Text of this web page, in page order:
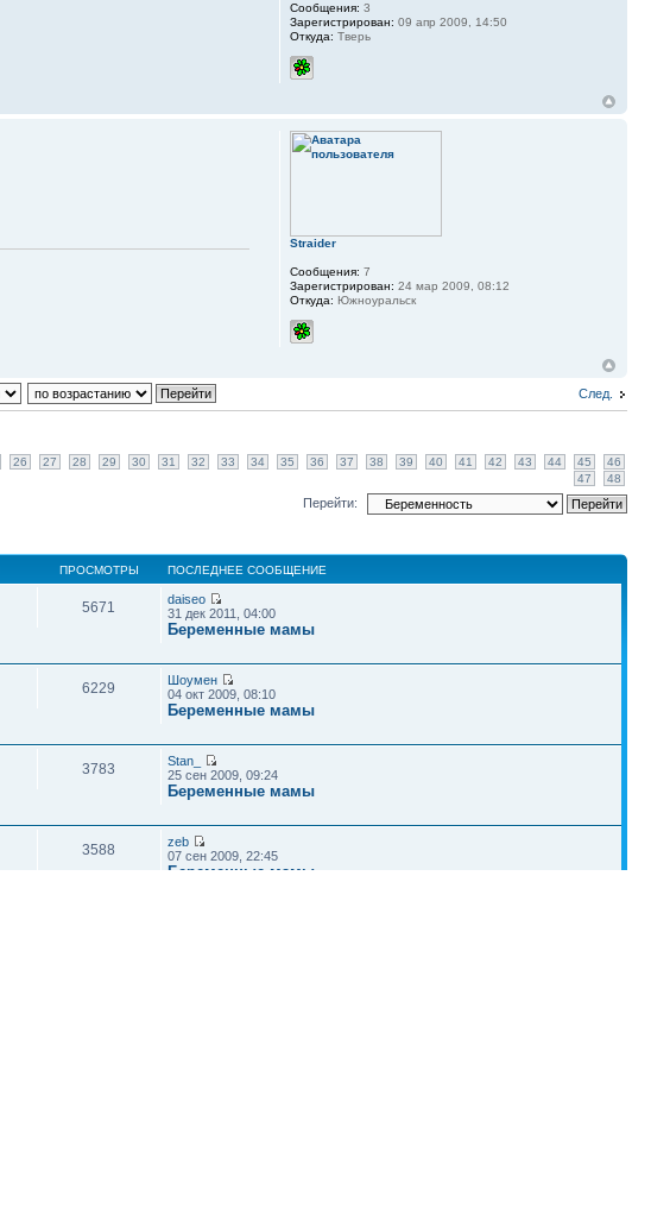
Сообщения: 3
Зарегистрирован: 09 апр 2009, 14:50
Откуда: Тверь
Straider
Сообщения: 7
Зарегистрирован: 24 мар 2009, 08:12
Откуда: Южноуральск
След.
26 27 28 29 30 31 32 33 34 35 36 37 38 39 40 41 42 43 44 45
46
47
48
Перейти:
ПРОСМОТРЫ ПОСЛЕДНЕЕ СООБЩЕНИЕ
5671
daiseo
31 дек 2011, 04:00
Беременные мамы
6229
Шоумен
04 окт 2009, 08:10
Беременные мамы
3783
Stan_
25 сен 2009, 09:24
Беременные мамы
3588
zeb
07 сен 2009, 22:45
Беременные мамы